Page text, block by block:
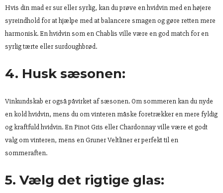
Hvis din mad er sur eller syrlig, kan du prøve en hvidvin med en højere
syreindhold for at hjælpe med at balancere smagen og gøre retten mere
harmonisk. En hvidvin som en Chablis ville være en god match for en
syrlig tærte eller surdoughbrød.
4. Husk sæsonen:
Vinkundskab er også påvirket af sæsonen. Om sommeren kan du nyde
en kold hvidvin, mens du om vinteren måske foretrækker en mere fyldig
og kraftfuld hvidvin. En Pinot Gris eller Chardonnay ville være et godt
valg om vinteren, mens en Gruner Veltliner er perfekt til en
sommeraften.
5. Vælg det rigtige glas: